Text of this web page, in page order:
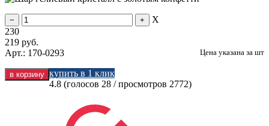
X
230
219 руб.
Цена указана за шт
Арт.: 170-0293
купить в 1 клик
4.8 (голосов 28 / просмотров 2772)